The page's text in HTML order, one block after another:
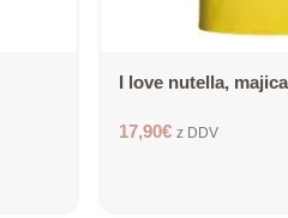
I love nutella, majica
17,90€ z DDV